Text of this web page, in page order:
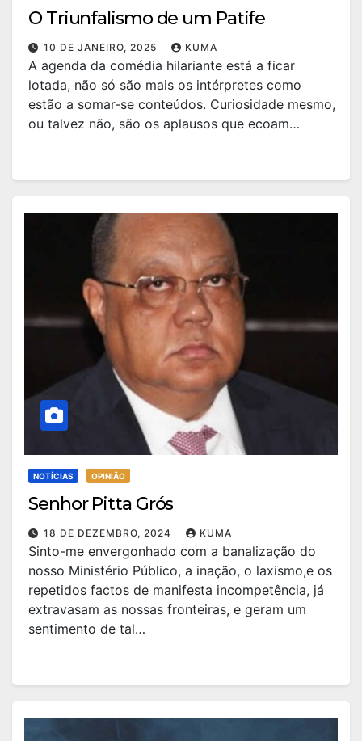
O Triunfalismo de um Patife
10 DE JANEIRO, 2025 KUMA
A agenda da comédia hilariante está a ficar
lotada, não só são mais os intérpretes como
estão a somar-se conteúdos. Curiosidade mesmo,
ou talvez não, são os aplausos que ecoam…
NOTÍCIAS OPINIÃO
Senhor Pitta Grós
18 DE DEZEMBRO, 2024 KUMA
Sinto-me envergonhado com a banalização do
nosso Ministério Público, a inação, o laxismo,e os
repetidos factos de manifesta incompetência, já
extravasam as nossas fronteiras, e geram um
sentimento de tal…